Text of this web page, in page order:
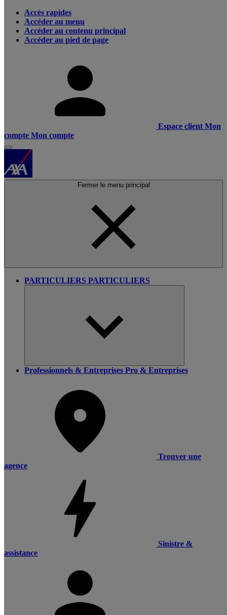
Accès rapides
Accéder au menu
Accéder au contenu principal
Accéder au pied de page
Espace client Mon
compte Mon compte
Fermer le menu principal
PARTICULIERS PARTICULIERS
Professionnels & Entreprises Pro & Entreprises
Trouver une
agence
Sinistre &
assistance